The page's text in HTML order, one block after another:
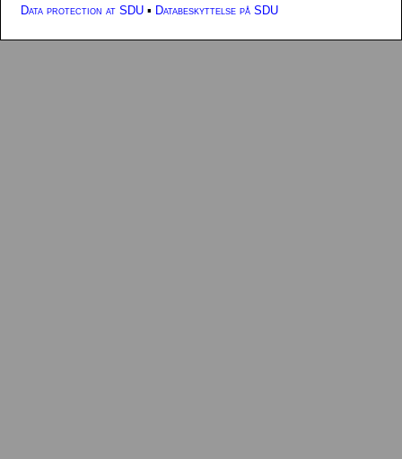
Data protection at SDU ▪ Databeskyttelse på SDU